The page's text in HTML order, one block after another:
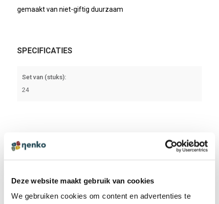
Deze website maakt gebruik van cookies
We gebruiken cookies om content en advertenties te
gemaakt van niet-giftig duurzaam
SPECIFICATIES
Set van (stuks):
24